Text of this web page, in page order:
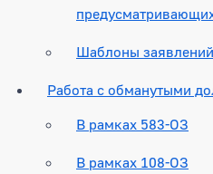
Шаблоны заявлений
Работа с обманутыми
В рамках 583-ОЗ
В рамках 108-ОЗ